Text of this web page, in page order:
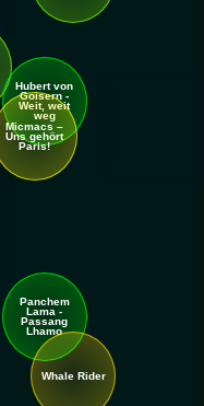
Hubert von
Goisern -
Weit, weit
weg
Micmacs –
Uns gehört
Paris!
Panchem
Lama -
Passang
Lhamo
Whale Rider